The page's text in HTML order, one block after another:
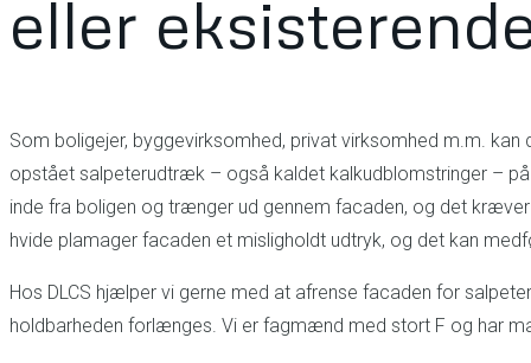
eller
Som boligejer, byggevirksomhed, privat virksomhed m.m.
opstået salpeterudtræk – også kaldet kalkudblomstringer –
inde fra boligen og trænger ud gennem facaden, og det
hvide plamager facaden et misligholdt udtryk, og det kan
Hos DLCS hjælper vi gerne med at afrense facaden for
holdbarheden forlænges. Vi er fagmænd med stort F og har